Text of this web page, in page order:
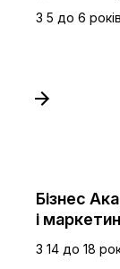
З 5 до 6 років
Бізнес
і
З 14 до 18